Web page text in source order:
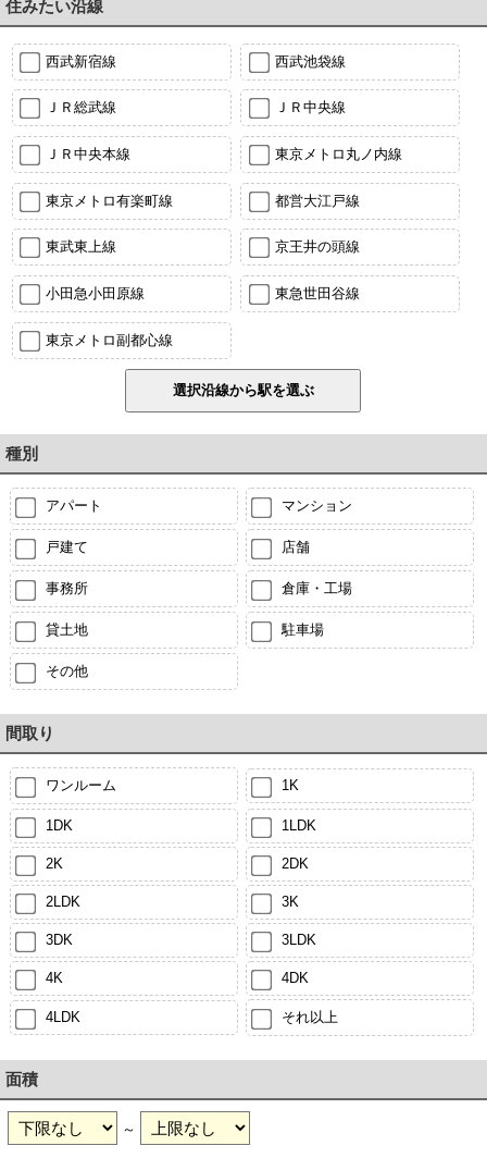
住みたい沿線
西武新宿線 西武池袋線
ＪＲ総武線 ＪＲ中央線
ＪＲ中央本線 東京メトロ丸ノ内線
東京メトロ有楽町線 都営大江戸線
東武東上線 京王井の頭線
小田急小田原線 東急世田谷線
東京メトロ副都心線
種別
アパート マンション
戸建て 店舗
事務所 倉庫・工場
貸土地 駐車場
その他
間取り
ワンルーム 1K
1DK 1LDK
2K 2DK
2LDK 3K
3DK 3LDK
4K 4DK
4LDK それ以上
面積
～